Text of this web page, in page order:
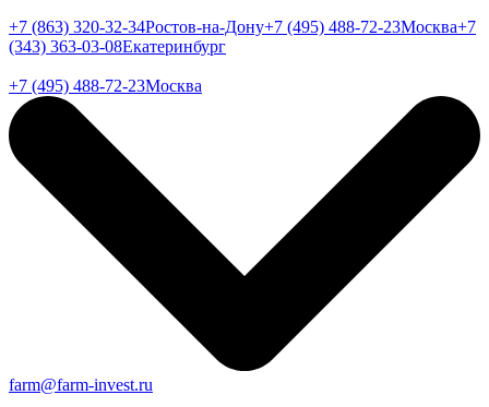
+7 (863) 320-32-34Ростов-на-Дону+7 (495) 488-72-23Москва+7
(343) 363-03-08Екатеринбург
+7 (495) 488-72-23Москва
farm@farm-invest.ru